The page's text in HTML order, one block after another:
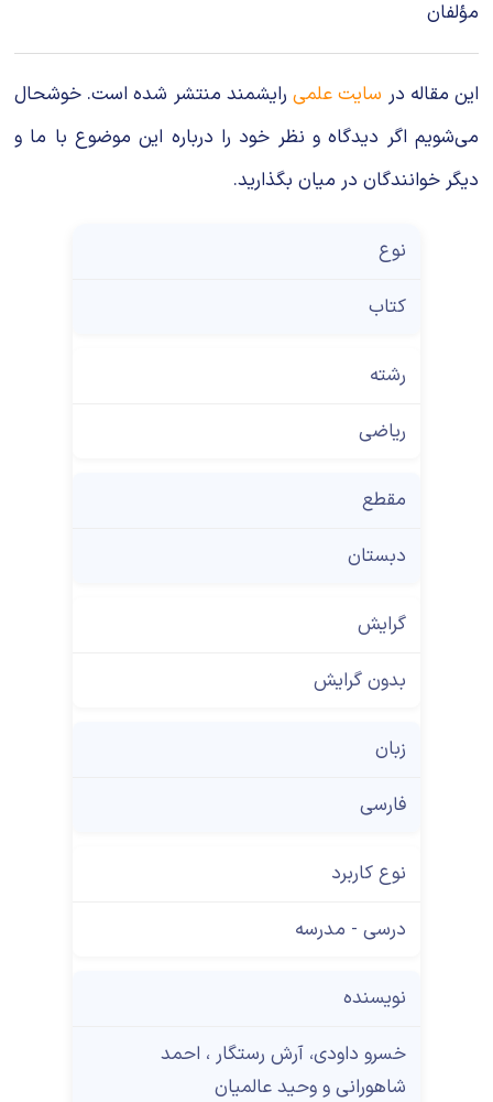
ﻣﺆﻟﻔﺎن
این مقاله در سایت علمیرایشمند منتشر شده است. خوشحال
می‌شویم اگر دیدگاه و نظر خود را درباره این موضوع با ما و
دیگر خوانندگان در میان بگذارید.
نوع
کتاب
رشته
ریاضی
مقطع
دبستان
گرایش
بدون گرایش
زبان
فارسی
نوع کاربرد
درسی - مدرسه
نویسنده
ﺧﺴﺮو داودی، آرش رﺳﺘﮕﺎر ، اﺣﻤﺪ
ﺷﺎﻫﻮراﻧﯽ و وﺣﻴﺪ ﻋﺎﻟﻤﻴﺎن